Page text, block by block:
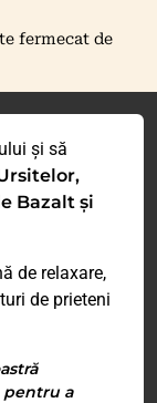
fermecat de
și să
Bazalt și
de relaxare,
de prieteni
pentru a